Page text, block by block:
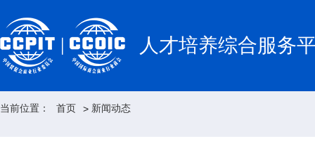
人才培养综合服务
当前位置： 首页 > 新闻动态